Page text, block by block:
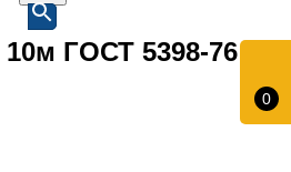
0
ГОСТ 5398-76